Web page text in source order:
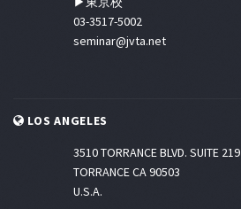
03-3517-5002
seminar@jvta.net
LOS ANGELES
3510 TORRANCE BLVD. SUITE 219
TORRANCE CA 90503
U.S.A.